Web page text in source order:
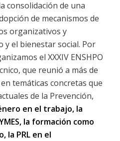
consolidación de una
de mecanismos de
organizativos y
y el bienestar social. Por
el XXXIV ENSHPO
que reunió a más de
temáticas concretas que
de la Prevención,
en el trabajo, la
la formación como
la PRL en el